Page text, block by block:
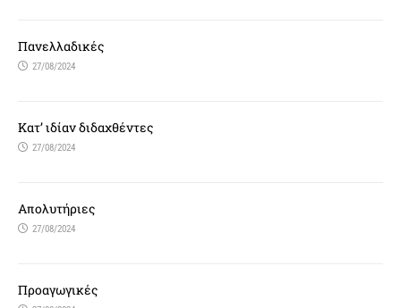
Πανελλαδικές
27/08/2024
Κατ’ ιδίαν διδαχθέντες
27/08/2024
Απολυτήριες
27/08/2024
Προαγωγικές